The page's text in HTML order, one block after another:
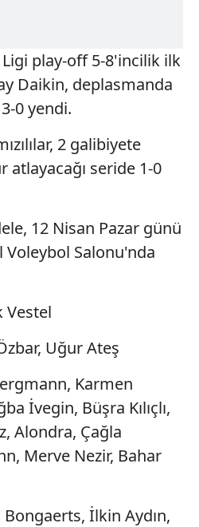
play-off 5-8'incilik ilk
Daikin, deplasmanda
0 yendi.
2 galibiyete
atlayacağı seride 1-0
12 Nisan Pazar günü
Voleybol Salonu'nda
Vestel
Uğur Ateş
Karmen
İvegin, Büşra Kılıçlı,
Alondra, Çağla
Merve Nezir, Bahar
İlkin Aydın,